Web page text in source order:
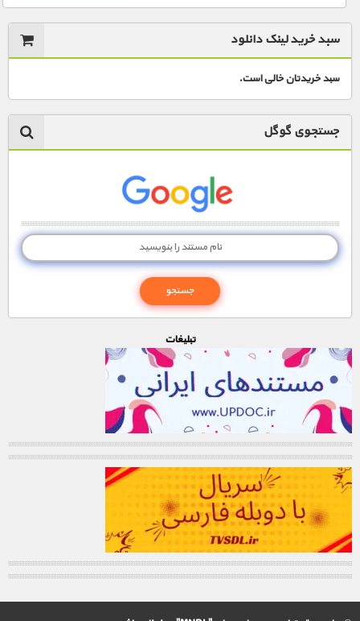
سبد خرید لینک دانلود
سبد خریدتان خالی است.
جستجوی گوگل
تبليغات